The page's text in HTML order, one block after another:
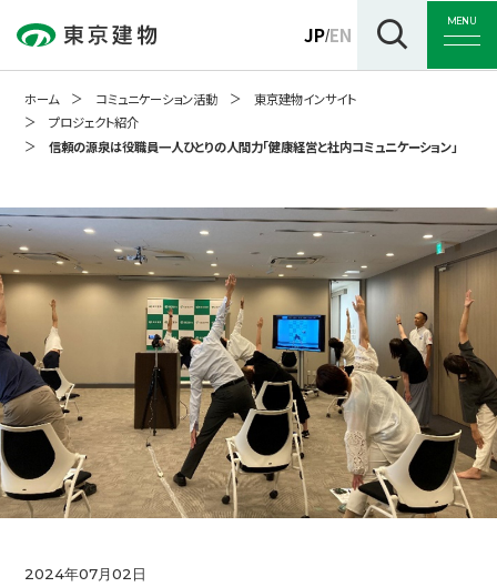
企業情報
事業紹介
サステナビリティ
IR情報
JP/EN
MENU
ホーム コミュニケーション活動
東京建物インサイト
プロジェクト紹介
信頼の源泉は役職員一人ひとりの人間力「健康経営と社内コミュニケーション」
2024年07月02日